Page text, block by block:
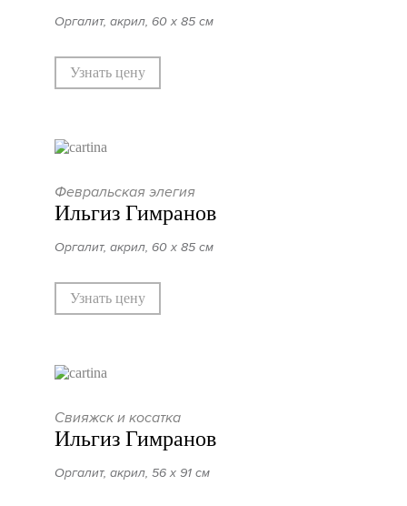
Оргалит, акрил, 60 х 85 см
Узнать цену
Февральская элегия
Ильгиз Гимранов
Оргалит, акрил, 60 х 85 см
Узнать цену
Свияжск и косатка
Ильгиз Гимранов
Оргалит, акрил, 56 х 91 см